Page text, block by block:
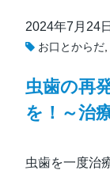
2024年7月24日
お口とからだ
虫歯の再
を！～治
虫歯を一度治